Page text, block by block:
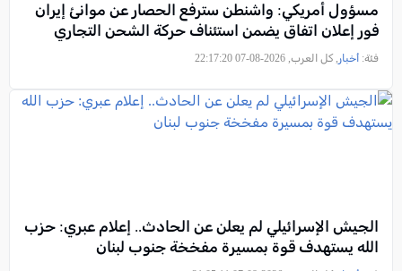
مسؤول أمريكي: واشنطن سترفع الحصار عن موانئ إيران
فور إعلان اتفاق يضمن استئناف حركة الشحن التجاري
فئة: أخبار , كل العرب, 2026-08-07 22:17:20
الجيش الإسرائيلي لم يعلن عن الحادث.. إعلام عبري: حزب
الله يستهدف قوة بمسيرة مفخخة جنوب لبنان